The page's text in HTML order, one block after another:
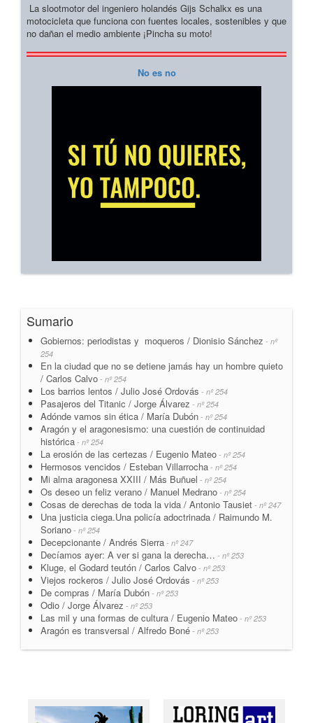
La slootmotor del ingeniero holandés Gijs Schalkx es una
motocicleta que funciona con fuentes locales, sostenibles y que
no dañan el medio ambiente ¡Pincha su moto!
No es no
Sumario
Gobiernos: periodistas y moqueros / Dionisio Sánchez - nº
254
En la ciudad que no se detiene jamás hay un hombre quieto
/ Carlos Calvo - nº 254
Los barrios lentos / Julio José Ordovás - nº 254
Pasajeros del Titanic / Jorge Álvarez - nº 254
Adónde vamos sin ética / María Dubón - nº 254
Aragón y el aragonesismo: una cuestión de continuidad
histórica - nº 254
La erosión de las certezas / Eugenio Mateo - nº 254
Hermosos vencidos / Esteban Villarrocha - nº 254
Mi alma aragonesa XXIII / Más Buñuel - nº 254
Os deseo un feliz verano / Manuel Medrano - nº 254
Cosas de derechas de toda la vida / Antonio Tausiet - nº 247
Una justicia ciega.Una policía adoctrinada / Raimundo M.
Soriano - nº 254
Decepcionante / Andrés Sierra - nº 247
Decíamos ayer: A ver si gana la derecha… - nº 253
Kluge, el Godard teutón / Carlos Calvo - nº 253
Viejos rockeros / Julio José Ordovás - nº 253
De compras / María Dubón - nº 253
Odio / Jorge Álvarez - nº 253
Las mil y una formas de cultura / Eugenio Mateo - nº 253
Aragón es transversal / Alfredo Boné - nº 253